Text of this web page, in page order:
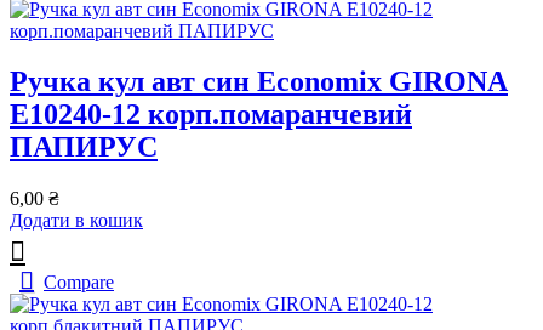
Ручка кул авт син Economix GIRONA
Е10240-12 корп.помаранчевий
ПАПИРУС
6,00 ₴
Додати в кошик
Compare